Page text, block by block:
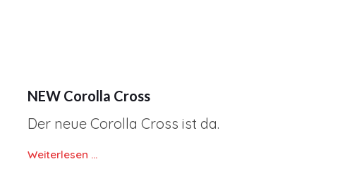
NEW Corolla Cross
Der neue Corolla Cross ist da.
Weiterlesen …